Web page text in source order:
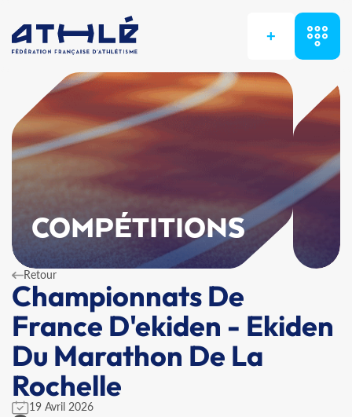
+
COMPÉTITIONS
Retour
Championnats De
France D'ekiden - Ekiden
Du Marathon De La
Rochelle
19 Avril 2026